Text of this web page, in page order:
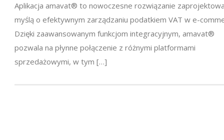
Aplikacja amavat® to nowoczesne rozwiązanie
myślą o efektywnym zarządzaniu podatkiem VAT w e-
Dzięki zaawansowanym funkcjom integracyjnym, amavat®
pozwala na płynne połączenie z różnymi platformami
sprzedażowymi, w tym […]